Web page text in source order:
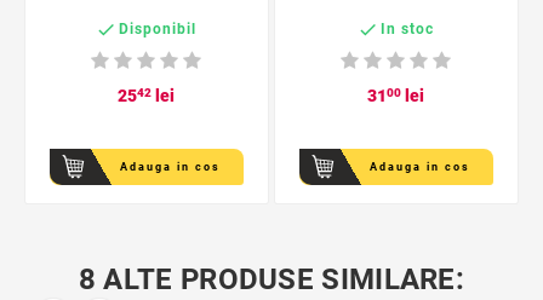
 Disponibil
2542 lei
Adauga in cos
 In stoc
3100 lei
Adauga in cos
8 ALTE PRODUSE SIMILARE: